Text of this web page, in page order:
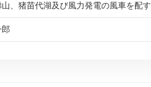
、猪苗代湖及び風力発電の風車を配す